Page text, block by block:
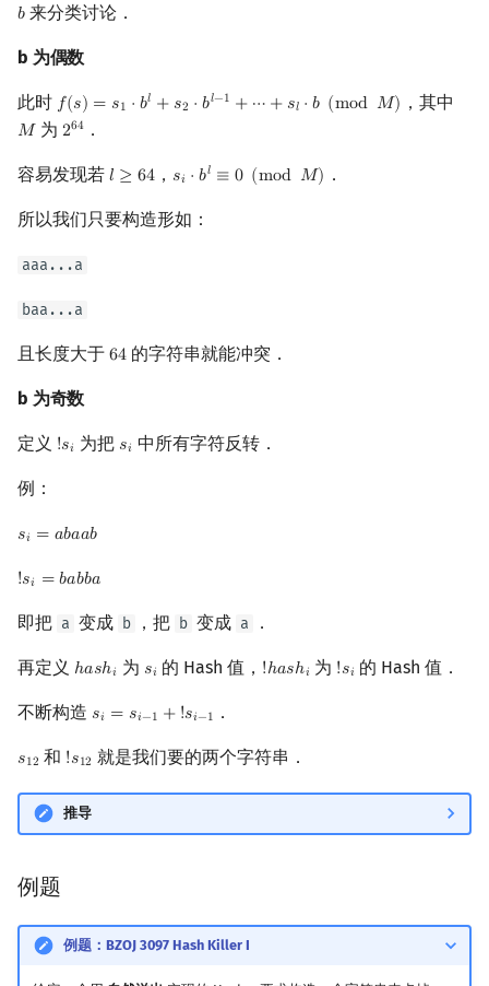
𝑏
b来分类讨论．
b 为偶数
此时 𝑓(𝑠) = 𝑠1 ⋅ 𝑏𝑙 + 𝑠2 ⋅ 𝑏𝑙−1 + ⋯ + 𝑠𝑙 ⋅ 𝑏 (mod 𝑀)
f(s)= s1⋅ bl + s2 bl −1+⋯+s ⋅b (modM ) ，其中
𝑀
M 为 264
264 ．
容易发现若 𝑙 ≥ 64
l ≥64 ， 𝑠𝑖 ⋅ 𝑏𝑙 ≡ 0 (mod 𝑀)
si bl≡ 0( modM) ．
所以我们只要构造形如：
aaa...a
baa...a
且长度大于 64
64 的字符串就能冲突．
b 为奇数
定义 !𝑠𝑖
!si 为把 𝑠𝑖
si 中所有字符反转．
例：
𝑠𝑖 = 𝑎𝑏𝑎𝑎𝑏
si =a baab
!𝑠𝑖 = 𝑏𝑎𝑏𝑏𝑎
!si =b abba
即把 a 变成 b ，把 b 变成 a ．
再定义 ℎ𝑎𝑠ℎ𝑖
hashi 为 𝑠𝑖
si 的 Hash 值， !ℎ𝑎𝑠ℎ𝑖
!hashi 为 !𝑠𝑖
!si 的 Hash 值．
不断构造 𝑠𝑖 = 𝑠𝑖−1 + !𝑠𝑖−1
si =si −1+!s i− 1 ．
𝑠12
s12 和 !𝑠12
!s12 就是我们要的两个字符串．
推导
例题
例题：BZOJ 3097 Hash Killer I